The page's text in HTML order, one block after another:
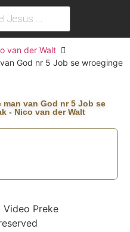
van der Walt
God nr 5 Job se wroeginge
van God nr 5 Job se
- Nico van der Walt
Video Preke